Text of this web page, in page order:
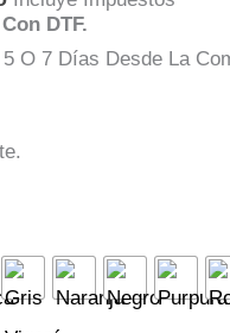
DTF.
O 7 Días Desde La